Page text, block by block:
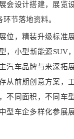
会设计搭建，展览
节落地资料。
位，精装升级标准
，小型新能源SUV
汽车品牌与来深拓
从前期创意方案，
不同面积，不同车
型车企多样化参展